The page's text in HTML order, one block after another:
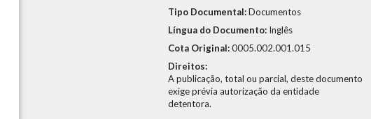
Tipo Documental:Documentos
Língua do Documento: Inglês
Cota Original:0005.002.001.015
Direitos:
A publicação, total ou parcial, deste documento
exige prévia autorização da entidade
detentora.